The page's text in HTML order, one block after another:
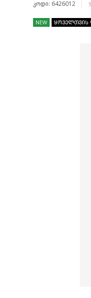
კოდი: 6426012
NEW ყოველთვის